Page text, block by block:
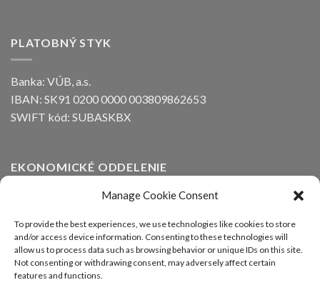
Manage Cookie Consent
To provide the best experiences, we use technologies like cookies to store
and/or access device information. Consenting to these technologies will
allow us to process data such as browsing behavior or unique IDs on this site.
Not consenting or withdrawing consent, may adversely affect certain
features and functions.
PLATOBNÝ STYK
Banka: VÚB, a.s.
IBAN: SK91 0200 0000 003809862653
SWIFT kód: SUBASKBX
EKONOMICKÉ ODDELENIE
email:info@alfaline.sk
Tel.: +421(0)910 871 623